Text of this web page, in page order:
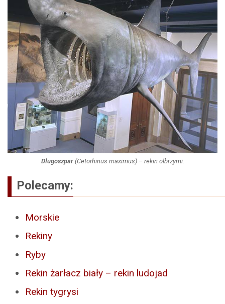
Długoszpar(Cetorhinus maximus) – rekin olbrzymi.
Polecamy:
Morskie
Rekiny
Ryby
Rekin żarłacz biały – rekin ludojad
Rekin tygrysi